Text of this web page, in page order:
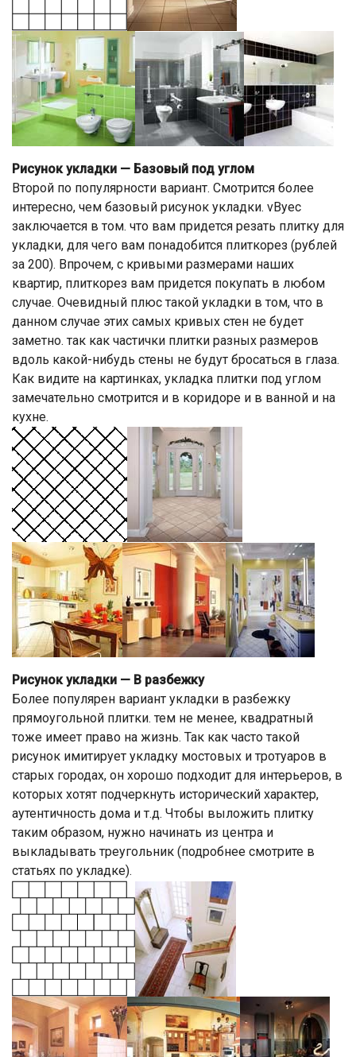
Рисунок укладки — Базовый под углом
Второй по популярности вариант. Смотрится более
интересно, чем базовый рисунок укладки. vByec
заключается в том. что вам придется резать плитку для
укладки, для чего вам понадобится плиткорез (рублей
за 200). Впрочем, с кривыми размерами наших
квартир, плиткорез вам придется покупать в любом
случае. Очевидный плюс такой укладки в том, что в
данном случае этих самых кривых стен не будет
заметно. так как частички плитки разных размеров
вдоль какой-нибудь стены не будут бросаться в глаза.
Как видите на картинках, укладка плитки под углом
замечательно смотрится и в коридоре и в ванной и на
кухне.
Рисунок укладки — В разбежку
Более популярен вариант укладки в разбежку
прямоугольной плитки. тем не менее, квадратный
тоже имеет право на жизнь. Так как часто такой
рисунок имитирует укладку мостовых и тротуаров в
старых городах, он хорошо подходит для интерьеров, в
которых хотят подчеркнуть исторический характер,
аутентичность дома и т.д. Чтобы выложить плитку
таким образом, нужно начинать из центра и
выкладывать треугольник (подробнее смотрите в
статьях по укладке).